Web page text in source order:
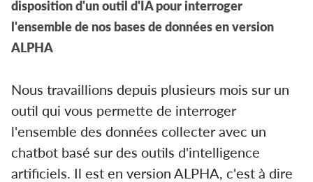
disposition d'un outil d'IA pour interroger
l'ensemble de nos bases de données en version
ALPHA
Nous travaillions depuis plusieurs mois sur un
outil qui vous permette de interroger
l'ensemble des données collecter avec un
chatbot basé sur des outils d'intelligence
artificiels. Il est en version ALPHA, c'est à dire